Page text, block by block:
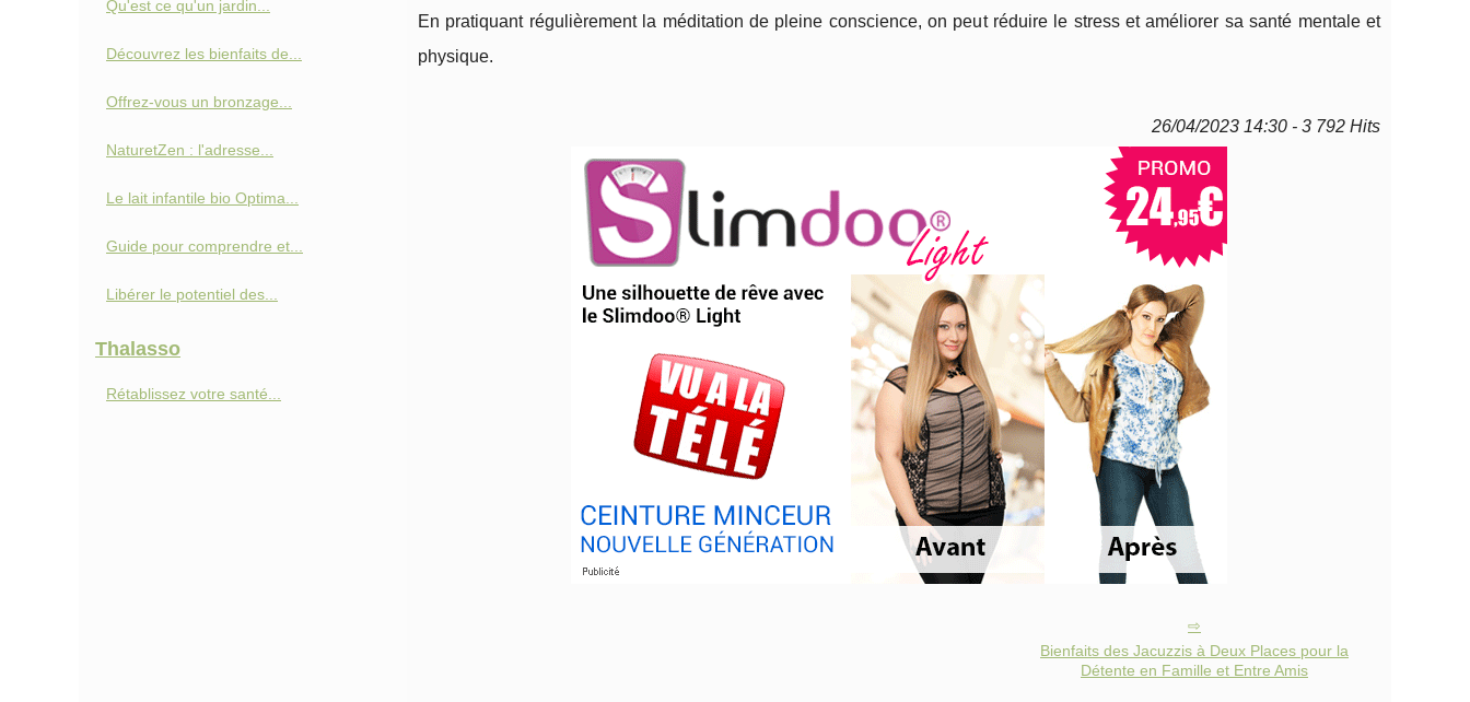
En pratiquant régulièrement la méditation de pleine conscience, on peut réduire le stress et améliorer sa santé mentale et
physique.
26/04/2023 14:30 - 3 792 Hits
Bienfaits des Jacuzzis à Deux Places pour la
Détente en Famille et Entre Amis
Qu'est ce qu'un jardin...
Découvrez les bienfaits de...
Offrez-vous un bronzage...
NaturetZen : l'adresse...
Le lait infantile bio Optima...
Guide pour comprendre et...
Libérer le potentiel des...
Thalasso
Rétablissez votre santé...